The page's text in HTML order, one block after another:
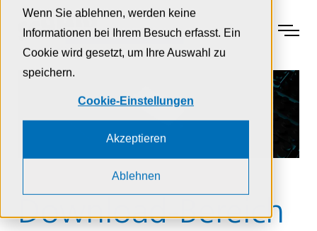
Wenn Sie ablehnen, werden keine
Informationen bei Ihrem Besuch erfasst. Ein
Cookie wird gesetzt, um Ihre Auswahl zu
speichern.
Cookie-Einstellungen
Akzeptieren
Ablehnen
Zur Navigation
Zur Suche
Zum Inhalt
Menu
Download-Bereich